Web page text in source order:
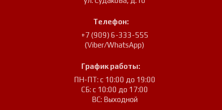
Телефон:
+7 (909) 6-333-555
(Viber/WhatsApp)
График работы:
ПН-ПТ: с 10:00 до 19:00
СБ: с 10:00 до 17:00
ВС: Выходной